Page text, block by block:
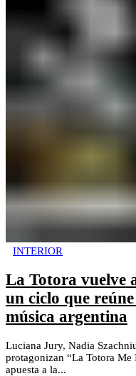
INTERIOR
La Totora vuelve
un ciclo que
música argentina
Luciana Jury, Nadia
protagonizan “La Totora Me
apuesta a la...